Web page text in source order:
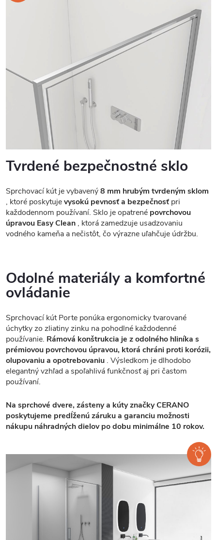
Tvrdené bezpečnostné sklo
Sprchovací kút je vybavený8 mm hrubým tvrdeným sklom
, ktoré poskytujevysokú pevnosť a bezpečnosť pri
každodennom používaní. Sklo je opatrené povrchovou
úpravou Easy Clean , ktorá zamedzuje usadzovaniu
vodného kameňa a nečistôt, čo výrazne uľahčuje údržbu.
Odolné materiály a komfortné
ovládanie
Sprchovací kút Porte ponúka ergonomicky tvarované
úchytky zo zliatiny zinku na pohodlné každodenné
používanie. Rámová konštrukcia je z odolného hliníka s
prémiovou povrchovou úpravou, ktorá chráni proti korózii,
olupovaniu a opotrebovaniu . Výsledkom je dlhodobo
elegantný vzhľad a spoľahlivá funkčnosť aj pri častom
používaní.
Na sprchové dvere, zásteny a kúty značky CERANO
poskytujeme predĺženú záruku a garanciu možnosti
nákupu náhradných dielov po dobu minimálne 10 rokov.